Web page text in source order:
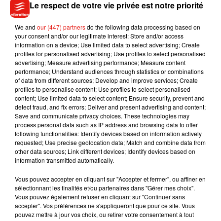
Ce n’est d’ailleurs pas la première fois que Dua Lipa affiche
son attachement à la gastronomie française. En août 2023,
elle confiait déjà au magazineVogue Franceson amour pour
Le respect de votre vie privée est notre priorité
We and our (447) partnersdo the following data processing based on
your consent and/or our legitimate interest: Store and/or access
information on a device; Use limited data to select advertising; Create
profiles for personalised advertising; Use profiles to select personalised
advertising; Measure advertising performance; Measure content
performance; Understand audiences through statistics or combinations
of data from different sources; Develop and improve services; Create
profiles to personalise content; Use profiles to select personalised
content; Use limited data to select content; Ensure security, prevent and
detect fraud, and fix errors; Deliver and present advertising and content;
Save and communicate privacy choices. These technologies may
process personal data such as IP address and browsing data to offer
following functionalities: Identify devices based on information actively
requested; Use precise geolocation data; Match and combine data from
other data sources; Link different devices; Identify devices based on
information transmitted automatically.
Vous pouvez accepter en cliquant sur "Accepter et fermer", ou affiner en
sélectionnant les finalités et/ou partenaires dans "Gérer mes choix".
Vous pouvez également refuser en cliquant sur "Continuer sans
accepter". Vos préférences ne s'appliqueront que pour ce site. Vous
pouvez mettre à jour vos choix, ou retirer votre consentement à tout